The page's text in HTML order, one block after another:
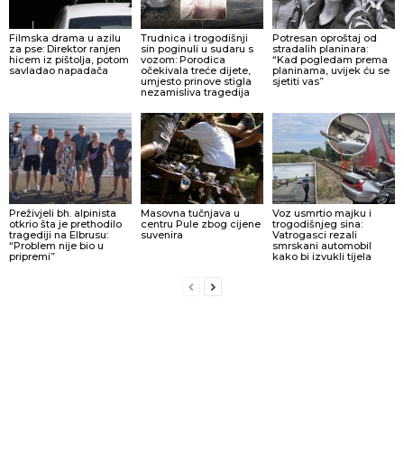
Filmska drama u azilu
za pse: Direktor ranjen
hicem iz pištolja, potom
savladao napadača
Trudnica i trogodišnji
sin poginuli u sudaru s
vozom: Porodica
očekivala treće dijete,
umjesto prinove stigla
nezamisliva tragedija
Potresan oproštaj od
stradalih planinara:
“Kad pogledam prema
planinama, uvijek ću se
sjetiti vas”
Preživjeli bh. alpinista
otkrio šta je prethodilo
tragediji na Elbrusu:
“Problem nije bio u
pripremi”
Masovna tučnjava u
centru Pule zbog cijene
suvenira
Voz usmrtio majku i
trogodišnjeg sina:
Vatrogasci rezali
smrskani automobil
kako bi izvukli tijela